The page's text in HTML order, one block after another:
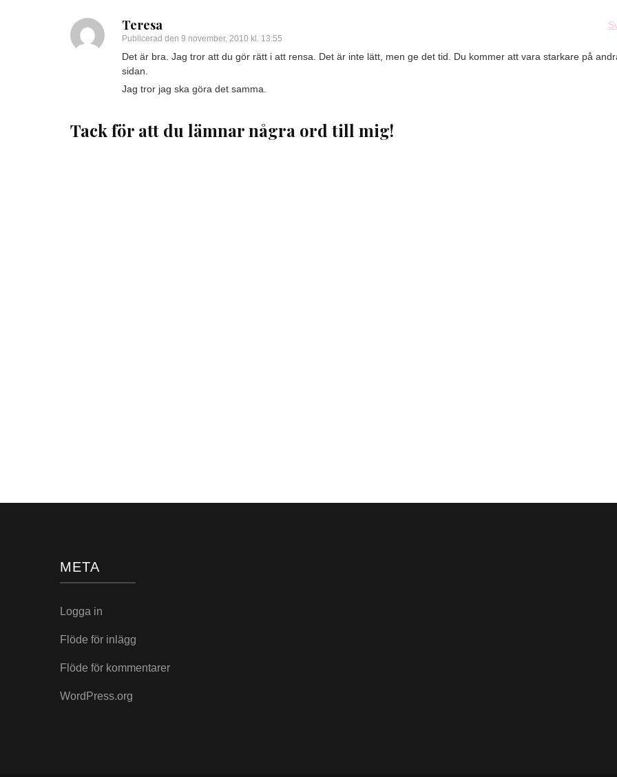
Teresa
Publicerad den 9 november, 2010 kl. 13:55
Det är bra. Jag tror att du gör rätt i att rensa. Det är inte lätt, men ge det tid. Du kommer att vara starkare på
sidan.
Jag tror jag ska göra det samma.
Tack för att du lämnar några ord till mig!
META
Logga in
Flöde för inlägg
Flöde för kommentarer
WordPress.org